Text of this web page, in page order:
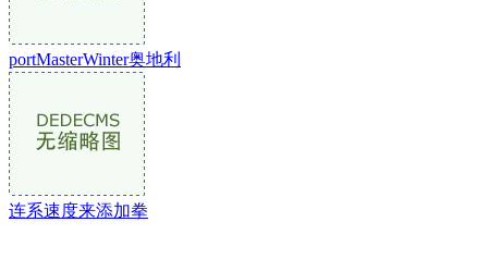
portMasterWinter奥地利
连系速度来添加拳